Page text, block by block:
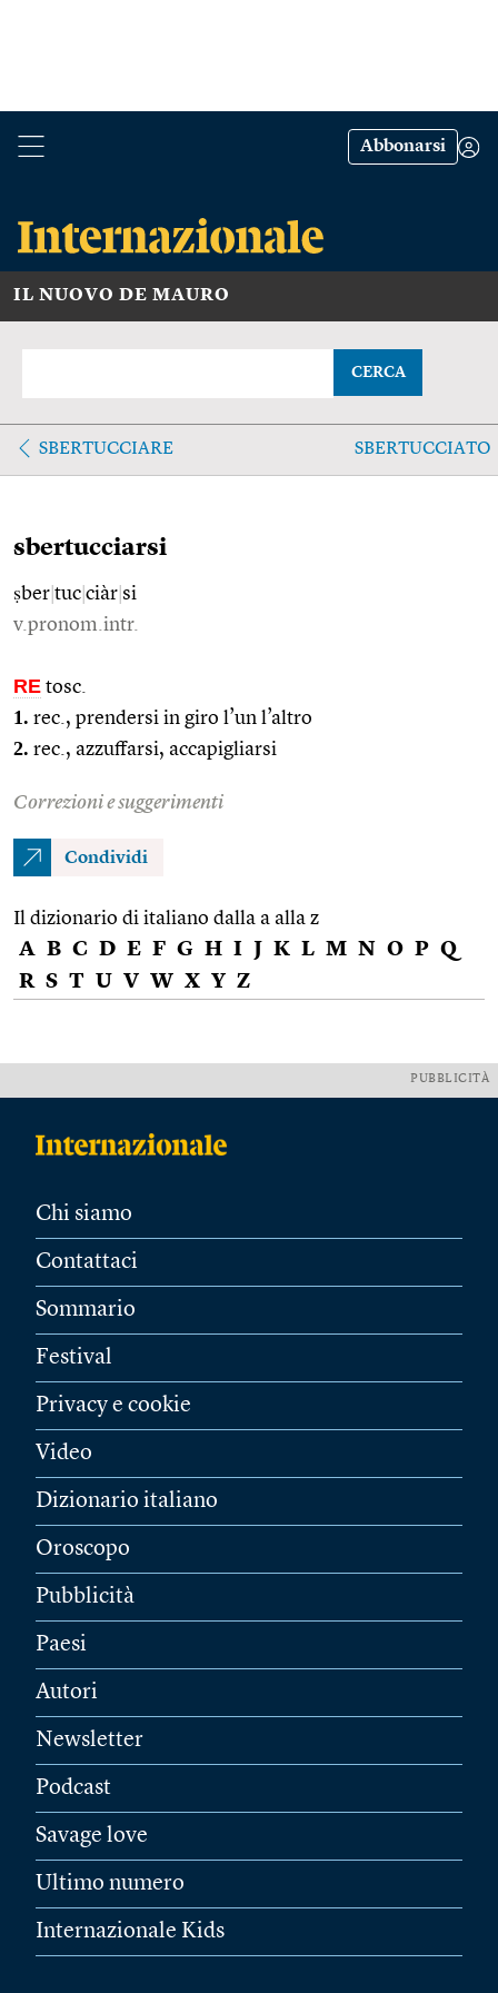
Abbonarsi
IL NUOVO DE MAURO
CERCA
SBERTUCCIARE SBERTUCCIATO
sbertucciarsi
ṣber tuc ciàr si
v.pronom.intr.
RE tosc.
1. rec., prendersi in giro l’un l’altro
2. rec., azzuffarsi, accapigliarsi
Correzioni e suggerimenti
Condividi
Il dizionario di italiano dalla a alla z
A B C D E F G H I J K L M N O P Q
R S T U V W X Y Z
PUBBLICITÀ
Chi siamo
Contattaci
Sommario
Festival
Privacy e cookie
Video
Dizionario italiano
Oroscopo
Pubblicità
Paesi
Autori
Newsletter
Podcast
Savage love
Ultimo numero
Internazionale Kids